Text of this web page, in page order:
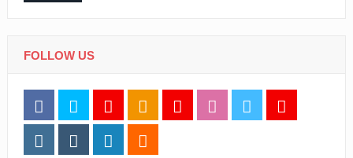
FOLLOW US